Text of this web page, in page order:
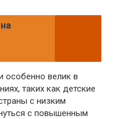
особенно велик в
таких как детские
с низким
с повышенным